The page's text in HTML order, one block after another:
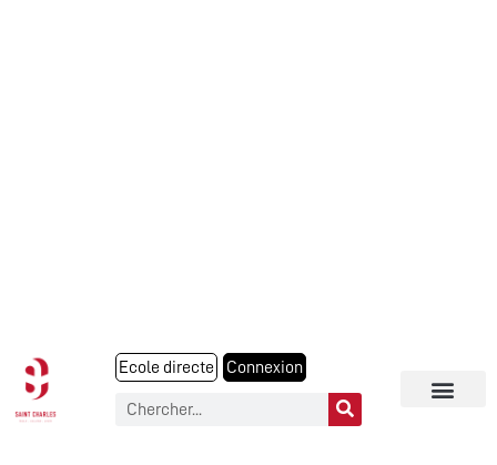
Ecole directe Connexion